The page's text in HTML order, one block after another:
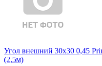
Угол внешний 30х30 0,45
(2,5м)